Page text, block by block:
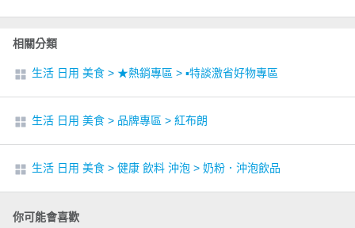
相關分類
生活 日用 美食 > ★熱銷專區 > ▪︎特談激省好物專區
生活 日用 美食 > 品牌專區 > 紅布朗
生活 日用 美食 > 健康 飲料 沖泡 > 奶粉．沖泡飲品
你可能會喜歡